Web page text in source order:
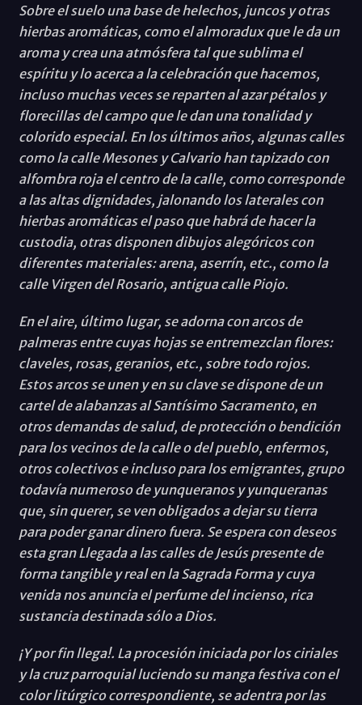
Sobre el suelo una base de helechos, juncos y otras
hierbas aromáticas, como el almoradux que le da un
aroma y crea una atmósfera tal que sublima el
espíritu y lo acerca a la celebración que hacemos,
incluso muchas veces se reparten al azar pétalos y
florecillas del campo que le dan una tonalidad y
colorido especial. En los últimos años, algunas calles
como la calle Mesones y Calvario han tapizado con
alfombra roja el centro de la calle, como corresponde
a las altas dignidades, jalonando los laterales con
hierbas aromáticas el paso que habrá de hacer la
custodia, otras disponen dibujos alegóricos con
diferentes materiales: arena, aserrín, etc., como la
calle Virgen del Rosario, antigua calle Piojo.
En el aire, último lugar, se adorna con arcos de
palmeras entre cuyas hojas se entremezclan flores:
claveles, rosas, geranios, etc., sobre todo rojos.
Estos arcos se unen y en su clave se dispone de un
cartel de alabanzas al Santísimo Sacramento, en
otros demandas de salud, de protección o bendición
para los vecinos de la calle o del pueblo, enfermos,
otros colectivos e incluso para los emigrantes, grupo
todavía numeroso de yunqueranos y yunqueranas
que, sin querer, se ven obligados a dejar su tierra
para poder ganar dinero fuera. Se espera con deseos
esta gran Llegada a las calles de Jesús presente de
forma tangible y real en la Sagrada Forma y cuya
venida nos anuncia el perfume del incienso, rica
sustancia destinada sólo a Dios.
¡Y por fin llega!. La procesión iniciada por los ciriales
y la cruz parroquial luciendo su manga festiva con el
color litúrgico correspondiente, se adentra por las